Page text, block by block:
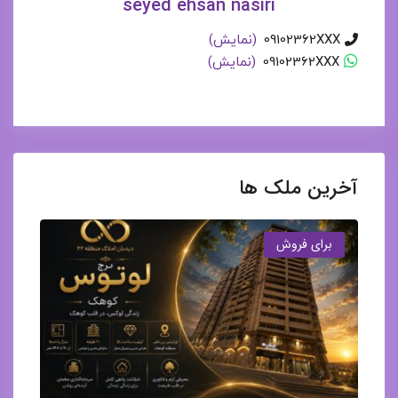
seyed ehsan nasiri
09102362XXX (نمایش)
09102362XXX (نمایش)
آخرین ملک ها
برای فروش